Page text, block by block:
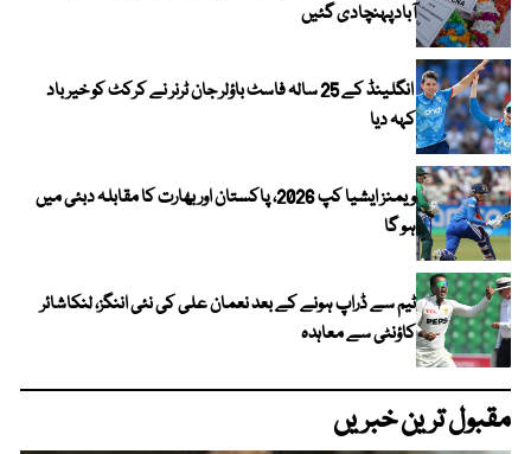
آبادپہنچادی گئیں
انگلینڈ کے 25 سالہ فاسٹ باؤلر جان ٹرنر نے کرکٹ کو خیر باد
کہہ دیا
ویمنز ایشیا کپ 2026، پاکستان اور بھارت کا مقابلہ دبئی میں
ہو گا
ٹیم سے ڈراپ ہونے کے بعد نعمان علی کی نئی اننگز، لنکاشائر
کاؤنٹی سے معاہدہ
مقبول ترین خبریں